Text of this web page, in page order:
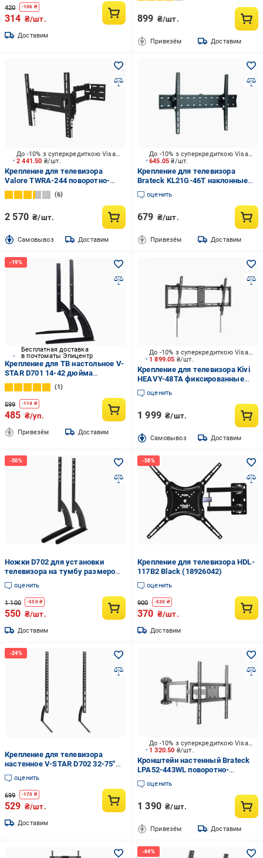
420 -106 ₴
314 ₴/шт.
Доставим
899 ₴/шт.
Привезём Доставим
2 441.50 ₴/шт.
До -10% з суперкредиткою Visa Вигода
Крепление для телевизора
Valore TWRA-244 поворотно-
наклонные 36"-70" черный
6
2 570 ₴/шт.
Cамовывоз Доставим
645.05₴/шт.
До -10% з суперкредиткою Visa Вигода
Крепление для телевизора
Brateck KL21G-46T наклонные
37"-70" черный
оценить
679 ₴/шт.
Привезём Доставим
Бесплатная доставка
в почтоматы Эпицентр
Крепление для ТВ настольное V-
STAR D701 14-42 дюйма
(10200227)
1
599 -114 ₴
485 ₴/уп.
Привезём Доставим
1 899.05 ₴/шт.
До -10% з суперкредиткою Visa Вигода
Крепление для телевизора Kivi
HEAVY-48TA фиксированные
43"-95" черный
оценить
1 999 ₴/шт.
Cамовывоз Доставим
Ножки D702 для установки
телевизора на тумбу размером
32-75" (29753231)
оценить
1 100 -550₴
550 ₴/шт.
Доставим
Крепление для телевизора HDL-
117B2 Black (18926042)
оценить
900 -530 ₴
370 ₴/шт.
Доставим
Крепление для телевизора
настенное V-STAR D702 32-75"
(12325587)
оценить
699 -170 ₴
529 ₴/шт.
Доставим
1 320.50 ₴/шт.
До -10% з суперкредиткою Visa Вигода
Кронштейн настенный Brateck
LPA52-443WL поворотно-
наклонные 32"-55" черный
оценить
1 390 ₴/шт.
Привезём Доставим